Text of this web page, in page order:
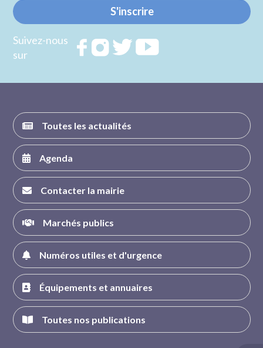
S'inscrire
Suivez-nous
sur
RejoignezRejoignezRejoignez
Toutes les actualités
Agenda
Contacter la mairie
Marchés publics
Numéros utiles et d'urgence
Équipements et annuaires
Toutes nos publications